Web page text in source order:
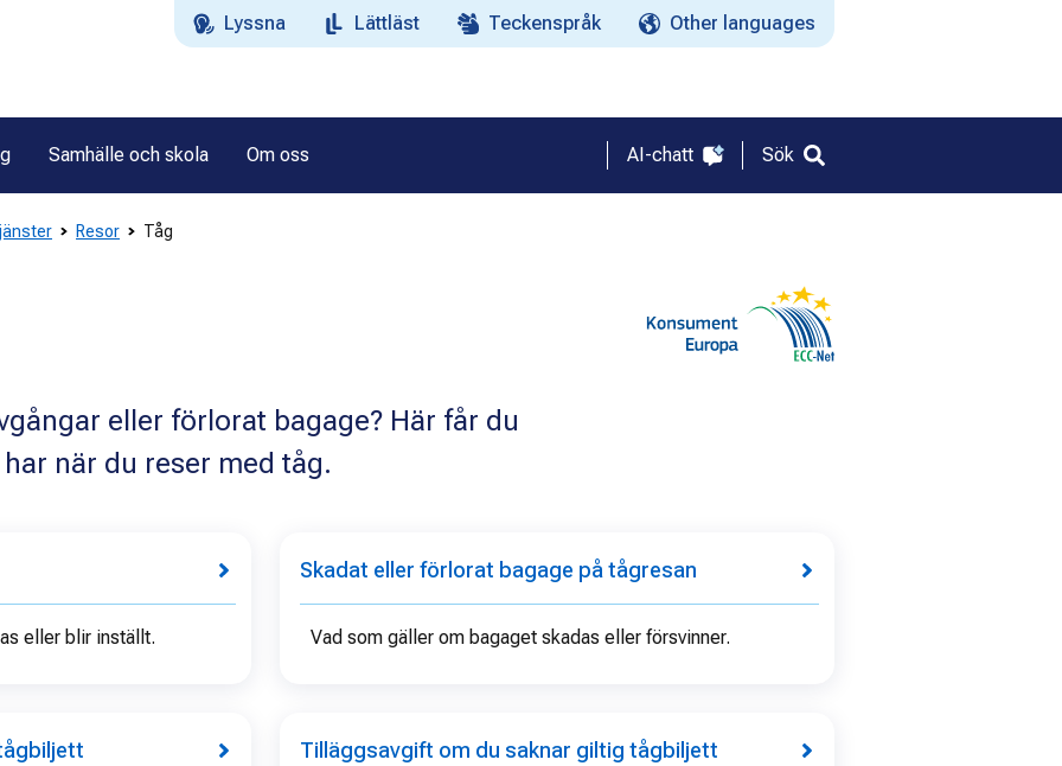
Lyssna Lättläst Teckenspråk Other languages
Samhälle och skola Om oss AI-chatt Sök
Resor Tåg
eller förlorat bagage? Här får du
när du reser med tåg.
eller blir inställt.
Skadat eller förlorat bagage på tågresan
Vad som gäller om bagaget skadas eller försvinner.
Tilläggsavgift om du saknar giltig tågbiljett